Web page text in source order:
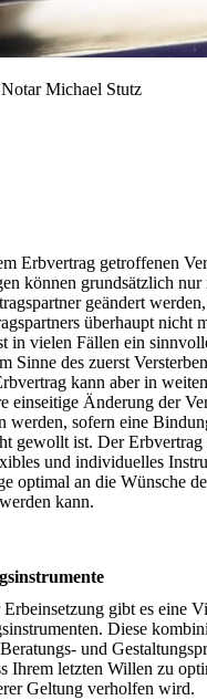
Notar Michael Stutz
Erbvertrag getroffenen
können grundsätzlich
geändert
überhaupt nicht
in vielen Fällen ein
Sinne des zuerst
kann aber in
einseitige Änderung der
werden, sofern eine
gewollt ist. Der Erbvertrag
und individuelles
optimal an die Wünsche
kann.
Erbeinsetzung gibt es eine
Diese
und
Ihrem letzten Willen zu
Geltung verholfen wird.